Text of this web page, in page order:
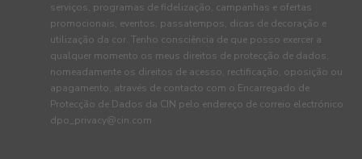
serviços, programas de fidelização, campanhas e ofertas
promocionais, eventos, passatempos, dicas de decoração e
utilização da cor. Tenho consciência de que posso exercer a
qualquer momento os meus direitos de protecção de dados,
nomeadamente os direitos de acesso, rectificação, oposição ou
apagamento, através de contacto com o Encarregado de
Protecção de Dados da CIN pelo endereço de correio electrónico
dpo_privacy@cin.com